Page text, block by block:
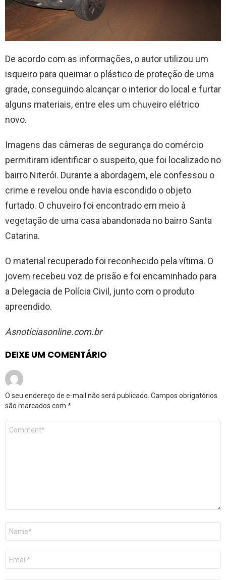
De acordo com as informações, o autor utilizou um
isqueiro para queimar o plástico de proteção de uma
grade, conseguindo alcançar o interior do local e furtar
alguns materiais, entre eles um chuveiro elétrico
novo.
Imagens das câmeras de segurança do comércio
permitiram identificar o suspeito, que foi localizado no
bairro Niterói. Durante a abordagem, ele confessou o
crime e revelou onde havia escondido o objeto
furtado. O chuveiro foi encontrado em meio à
vegetação de uma casa abandonada no bairro Santa
Catarina.
O material recuperado foi reconhecido pela vítima. O
jovem recebeu voz de prisão e foi encaminhado para
a Delegacia de Polícia Civil, junto com o produto
apreendido.
Asnoticiasonline.com.br
DEIXE UM COMENTÁRIO
O seu endereço de e-mail não será publicado. Campos obrigatórios
são marcados com *
Comentário
Nome
E-
mail
*